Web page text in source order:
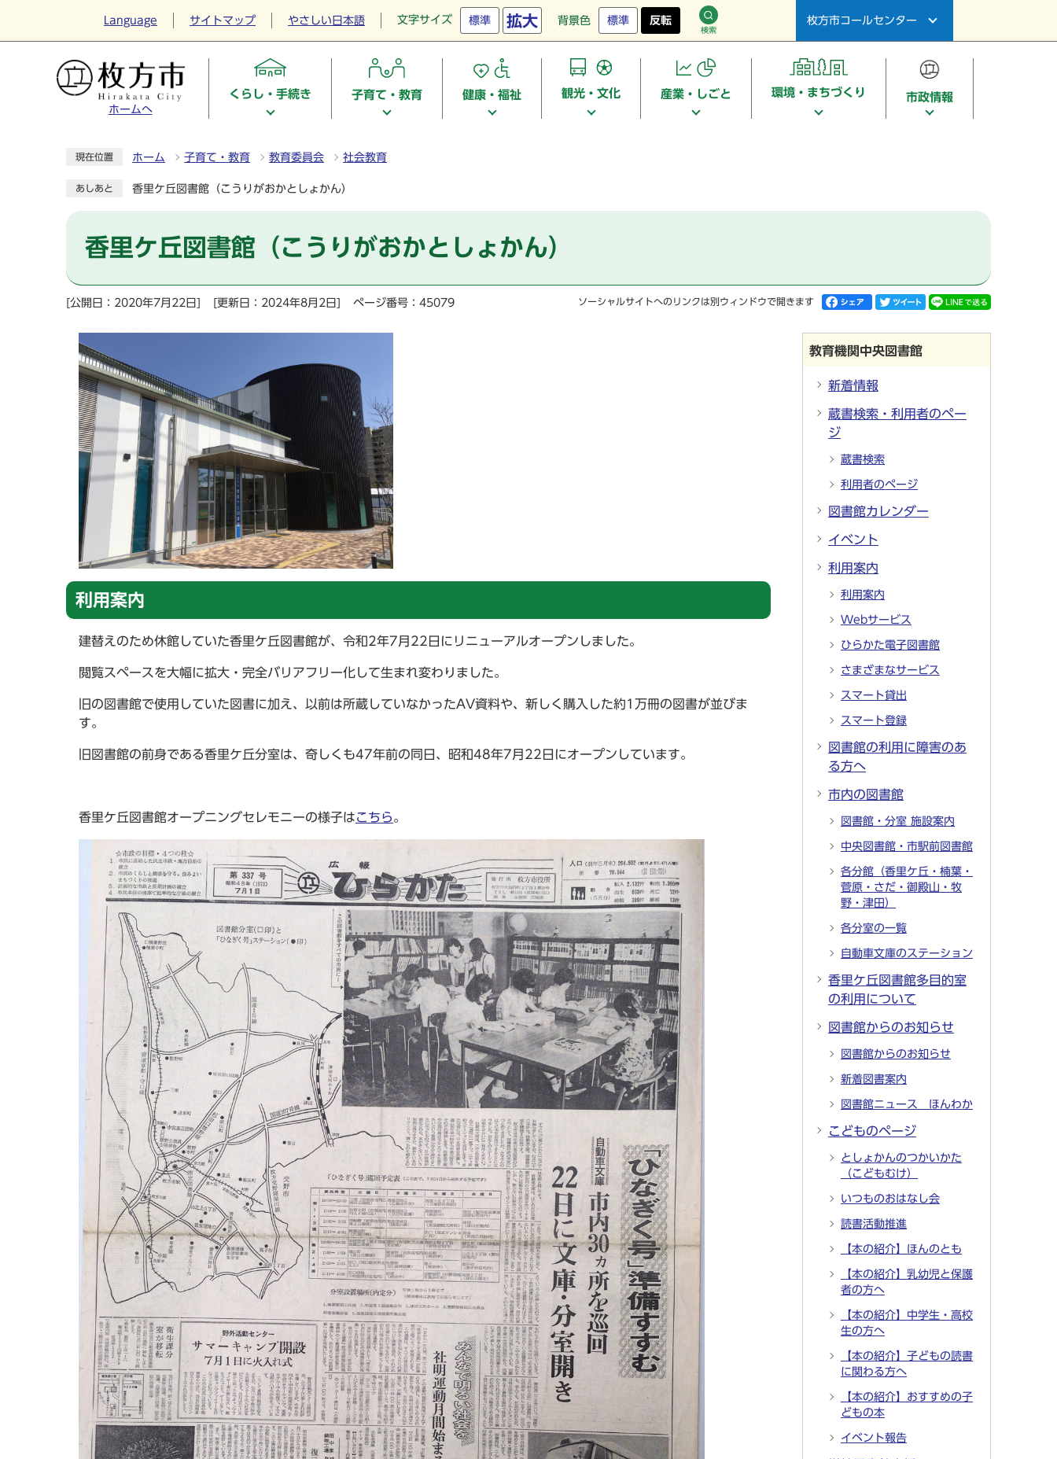
Language サイトマップ やさしい日本語 文字サイズ 標準 拡大 背景色 標準 反転
検索
枚方市コールセンター
ホームへ
くらし・手続き 子育て・教育 健康・福祉 観光・文化 産業・しごと 環境・まちづくり 市政情報
現在位置 ホーム 子育て・教育 教育委員会 社会教育
あしあと 香里ケ丘図書館（こうりがおかとしょかん）
香里ケ丘図書館（こうりがおかとしょかん）
[公開日：2020年7月22日] [更新日：2024年8月2日] ページ番号：45079 ソーシャルサイトへのリンクは別ウィンドウで開きます
利用案内
建替えのため休館していた香里ケ丘図書館が、令和2年7月22日にリニューアルオープンしました。
閲覧スペースを大幅に拡大・完全バリアフリー化して生まれ変わりました。
旧の図書館で使用していた図書に加え、以前は所蔵していなかったAV資料や、新しく購入した約1万冊の図書が並びま
す。
旧図書館の前身である香里ケ丘分室は、奇しくも47年前の同日、昭和48年7月22日にオープンしています。
香里ケ丘図書館オープニングセレモニーの様子はこちら。
教育機関中央図書館
新着情報
蔵書検索・利用者のペー
ジ
蔵書検索
利用者のページ
図書館カレンダー
イベント
利用案内
利用案内
Webサービス
ひらかた電子図書館
さまざまなサービス
スマート貸出
スマート登録
図書館の利用に障害のあ
る方へ
市内の図書館
図書館・分室 施設案内
中央図書館・市駅前図書館
各分館（香里ケ丘・楠葉・
菅原・さだ・御殿山・牧
野・津田）
各分室の一覧
自動車文庫のステーション
香里ケ丘図書館多目的室
の利用について
図書館からのお知らせ
図書館からのお知らせ
新着図書案内
図書館ニュース ほんわか
こどものページ
としょかんのつかいかた
（こどもむけ）
いつものおはなし会
読書活動推進
【本の紹介】ほんのとも
【本の紹介】乳幼児と保護
者の方へ
【本の紹介】中学生・高校
生の方へ
【本の紹介】子どもの読書
に関わる方へ
【本の紹介】おすすめの子
どもの本
イベント報告